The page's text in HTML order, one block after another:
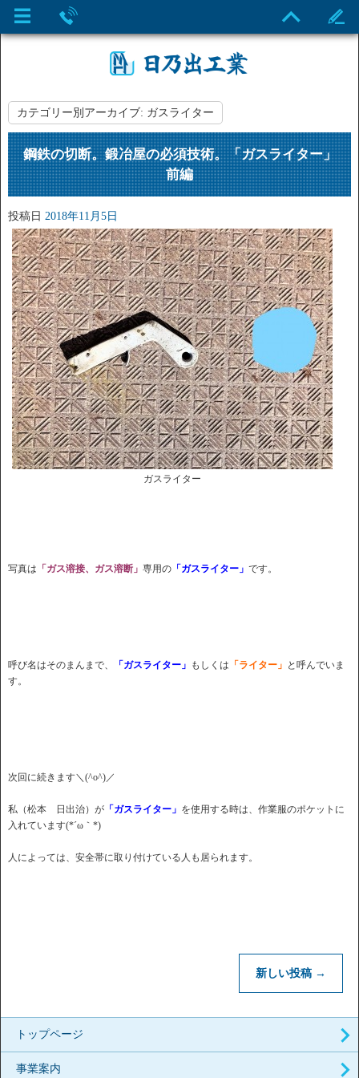
カテゴリー別アーカイブ: ガスライター
鋼鉄の切断。鍛冶屋の必須技術。「ガスライター」
前編
投稿日 2018年11月5日
ガスライター
写真は 「ガス溶接、ガス溶断」 専用の 「ガスライター」 です。
呼び名はそのまんまで、 「ガスライター」 もしくは 「ライター」 と呼んでいま
す。
次回に続きます＼(^o^)／
私（松本 日出治）が 「ガスライター」 を使用する時は、作業服のポケットに
入れています(*´ω｀*)
人によっては、安全帯に取り付けている人も居られます。
新しい投稿 →
トップページ
事業案内